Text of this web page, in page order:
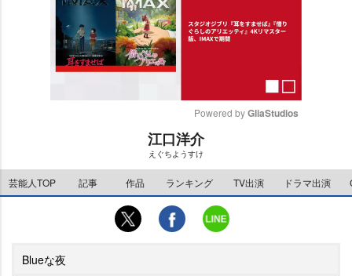
e
Powered by GliaStudios
江口洋介
えぐちようすけ
芸能人TOP 記事 作品 ランキング TV出演 ドラマ出演
Blueな夜